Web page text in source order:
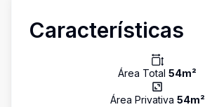
Características
Área Total 54m²
Área Privativa 54m²